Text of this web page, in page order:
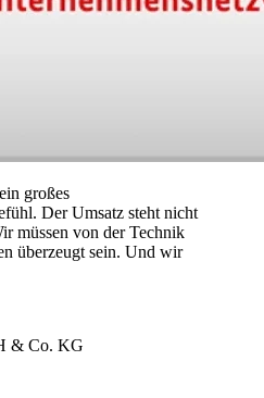
großes
Der Umsatz steht nicht
müssen von der Technik
überzeugt sein. Und wir
& Co. KG